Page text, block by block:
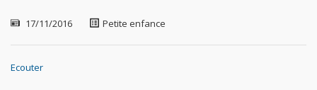
17/11/2016 Petite enfance
Ecouter